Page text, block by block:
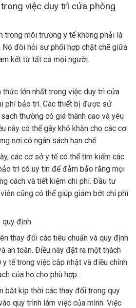
việc duy trì cửa phòng
trong môi trường y tế không phải là
Nó đòi hỏi sự phối hợp chặt chẽ giữa
kết từ tất cả mọi người.
thức lớn nhất trong việc duy trì cửa
phí bảo trì. Các thiết bị được sử
thường có giá thành cao và yêu
này có thể gây khó khăn cho các cơ
nơi có ngân sách hạn chế.
các cơ sở y tế có thể tìm kiếm các
trì có uy tín để đảm bảo rằng mọi
cách và tiết kiệm chi phí. Đầu tư
cũng có thể giúp giảm bớt chi phí
quy định
thay đổi các tiêu chuẩn và quy định
an toàn. Điều này đặt ra một thách
tế trong việc cập nhật và điều chỉnh
của họ cho phù hợp.
bắt kịp thời các thay đổi trong quy
quy trình làm việc của mình. Việc